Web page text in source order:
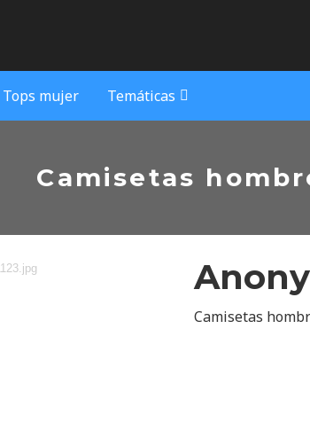
Tops mujer Temáticas
Camisetas
Camisetas